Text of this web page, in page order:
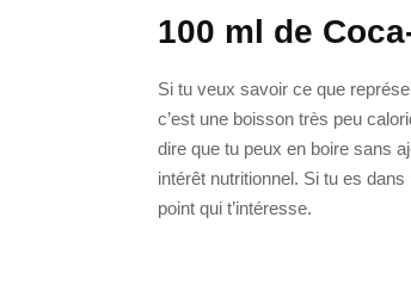
100 ml de
Si tu veux savoir ce que
c’est une boisson très peu
dire que tu peux en boire sans
intérêt nutritionnel. Si tu es
point qui t’intéresse.